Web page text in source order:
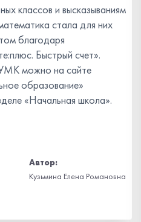
классов и высказываниям
стала для них
благодаря
Быстрый счет».
можно на сайте
образование»
«Начальная школа».
Автор:
Кузьмина Елена Романовна